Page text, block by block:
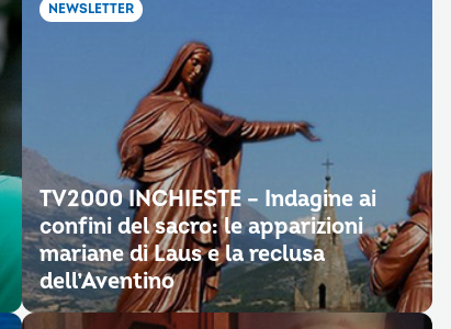
NEWSLETTER
TV2000 INCHIESTE – Indagine ai
confini del sacro: le apparizioni
mariane di Laus e la reclusa
dell’Aventino